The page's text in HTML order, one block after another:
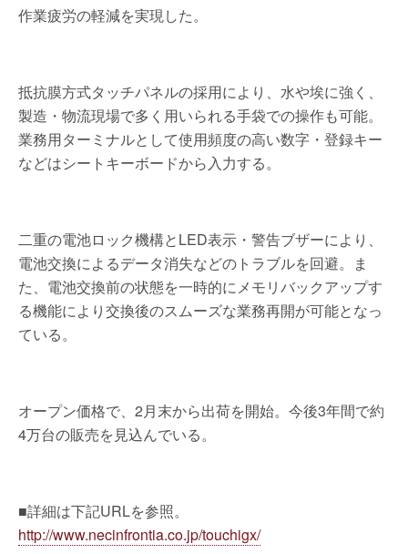
作業疲労の軽減を実現した。
抵抗膜方式タッチパネルの採用により、水や埃に強く、
製造・物流現場で多く用いられる手袋での操作も可能。
業務用ターミナルとして使用頻度の高い数字・登録キー
などはシートキーボードから入力する。
二重の電池ロック機構とLED表示・警告ブザーにより、
電池交換によるデータ消失などのトラブルを回避。ま
た、電池交換前の状態を一時的にメモリバックアップす
る機能により交換後のスムーズな業務再開が可能となっ
ている。
オープン価格で、2月末から出荷を開始。今後3年間で約
4万台の販売を見込んでいる。
■詳細は下記URLを参照。
http://www.necinfrontia.co.jp/touchigx/